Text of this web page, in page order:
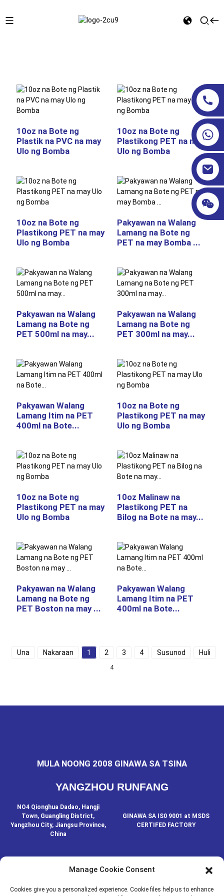
10oz na Bote ng
Plastik na PVC na may
Ulo ng Bomba
10oz na Bote ng
Plastikong PET na may
Ulo ng Bomba
10oz na Bote ng
Plastikong PET na may
Ulo ng Bomba
Pakyawan na Walang
Lamang na Bote ng
PET na may Bomba ...
Pakyawan na Walang
Lamang na Bote ng
PET 500ml na may...
Pakyawan na Walang
Lamang na Bote ng
PET 300ml na may...
Pakyawan Walang
Lamang Itim na PET
400ml na Bote...
10oz na Bote ng
Plastikong PET na may
Ulo ng Bomba
10oz na Bote ng
Plastikong PET na may
Ulo ng Bomba
10oz Malinaw na
Plastikong PET na
Bilog na Bote na may...
Pakyawan na Walang
Lamang na Bote ng
PET Boston na may ...
Pakyawan Walang
Lamang Itim na PET
400ml na Bote...
Una Nakaraan 1 2 3 4 Susunod Huli
4
MULA NOONG 2008 GINAWA SA TSINA
YANGZHOU RUNFANG
NO4 Qionghua Dadao, Hangji
Town, Guangling District,
Yangzhou City, Jiangsu Province,
China
GINAWA SA IS0 9001 at MSDS
CERTIFED FACTORY
MAKIPAG-UGNAYAN SA AMIN
Manage Cookie Consent
Cookies give you a personalized experience. Cookie files help us to enhance